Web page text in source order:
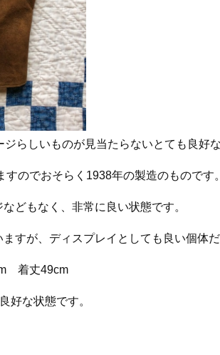
らしいものが見当たらないとても良好な
のでおそらく1938年の製造のものです。
どもなく、非常に良い状態です。
すが、ディスプレイとしても良い個体だ
着丈49cm
好な状態です。